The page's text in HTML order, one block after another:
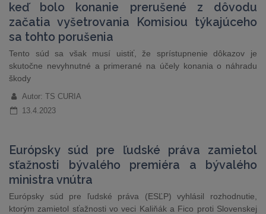
keď bolo konanie prerušené z dôvodu
začatia vyšetrovania Komisiou týkajúceho
sa tohto porušenia
Tento súd sa však musí uistiť, že sprístupnenie dôkazov je
skutočne nevyhnutné a primerané na účely konania o náhradu
škody
Autor: TS CURIA
13.4.2023
Európsky súd pre ľudské práva zamietol
sťažnosti bývalého premiéra a bývalého
ministra vnútra
Európsky súd pre ľudské práva (ESĽP) vyhlásil rozhodnutie,
ktorým zamietol sťažnosti vo veci Kaliňák a Fico proti Slovenskej